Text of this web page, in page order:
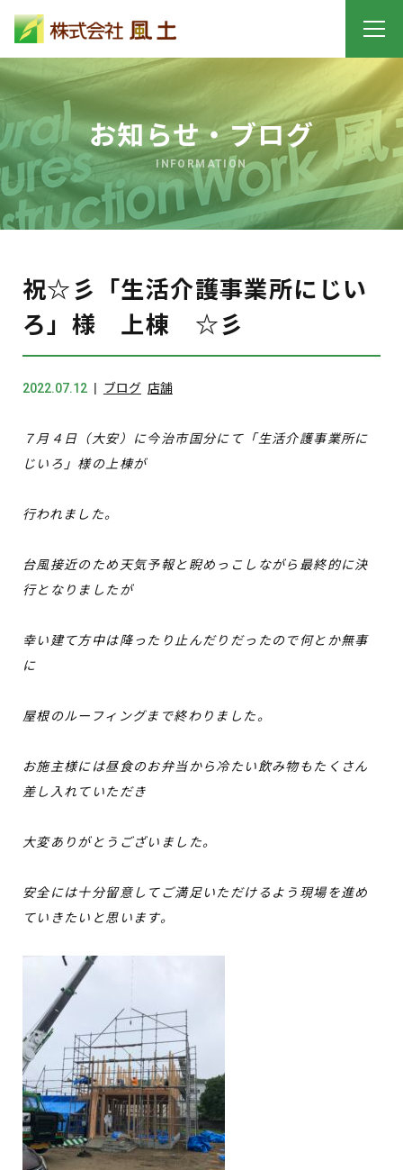
お知らせ・ブログ
INFORMATION
祝☆彡「生活介護事業所にじい
ろ」様 上棟 ☆彡
2022.07.12 ブログ 店舗
７月４日（大安）に今治市国分にて「生活介護事業所に
じいろ」様の上棟が
行われました。
台風接近のため天気予報と睨めっこしながら最終的に決
行となりましたが
幸い建て方中は降ったり止んだりだったので何とか無事
に
屋根のルーフィングまで終わりました。
お施主様には昼食のお弁当から冷たい飲み物もたくさん
差し入れていただき
大変ありがとうございました。
安全には十分留意してご満足いただけるよう現場を進め
ていきたいと思います。